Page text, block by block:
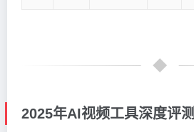
2025年AI视频工具深度评测